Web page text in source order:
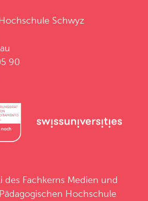
Schwyz
90
des Fachkerns Medien und
Pädagogischen Hochschule